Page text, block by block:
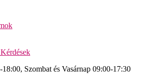
repülőtértől
Szombat és Vasárnap 09:00-17:30